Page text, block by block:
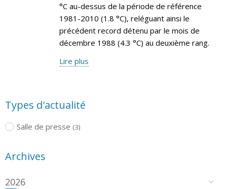
°C au-dessus de la période de référence
1981-2010 (1.8 °C), reléguant ainsi le
précédent record détenu par le mois de
décembre 1988 (4.3 °C) au deuxième rang.
Lire plus
Types d'actualité
Salle de presse (3)
Archives
2026